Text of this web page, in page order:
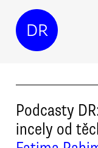
DR
Podcasty
incely od